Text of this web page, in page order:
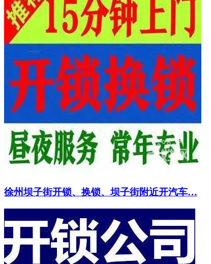
徐州坝子街开锁、换锁、坝子街附近开汽车…